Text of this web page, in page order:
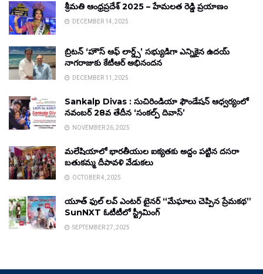
శ్రీమతి ఆంధ్రప్రదేశ్ 2025 – హేమలత రెడ్డి ప్రయాణం
DECEMBER 14, 2025
బ్రిటన్ ‘హౌస్ ఆఫ్ లార్డ్స్’ సభ్యుడిగా ఎన్నికైన ఉదయ్
నాగరాజుకు కేటీఆర్ అభినందన
DECEMBER 11, 2025
Sankalp Divas : సుచిరిండియా ఫౌండేషన్ ఆధ్వర్యంలో
నవంబర్ 28వ తేదీన ‘సంకల్ప్ దివాస్’
NOVEMBER 26, 2025
మలేషియాలో భారతీయుల ఐక్యతకు అద్దం పట్టిన దసరా
బతుకమ్మ దీపావళి వేడుకలు
OCTOBER 4, 2025
యూత్ ఫుల్ లవ్ ఎంటర్ టైనర్ “మేఘాలు చెప్పిన ప్రేమకథ”
SunNXT ఓటీటీలో స్ట్రీమింగ్
SEPTEMBER 27, 2025